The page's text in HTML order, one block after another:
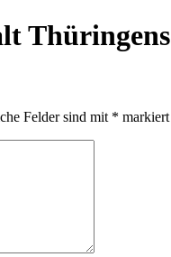
Thüringens
Felder sind mit * markiert